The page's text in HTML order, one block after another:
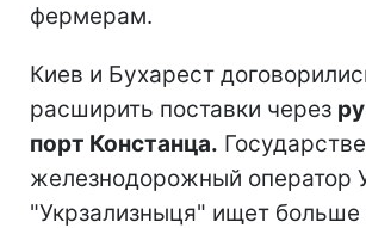
фермерам.
Киев и Бухарест
расширить поставки через
порт Констанца.
железнодорожный оператор
"Укрзализныця" ищет больше